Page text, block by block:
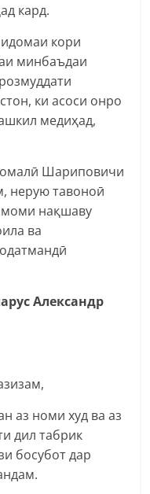
кард.
кори
минбаъдаи
ки асоси онро
медиҳад,
Шариповичи
нерую тавоноӣ
нақшаву
ва
Александр
аз номи худ ва аз
дил табрик
босубот дар